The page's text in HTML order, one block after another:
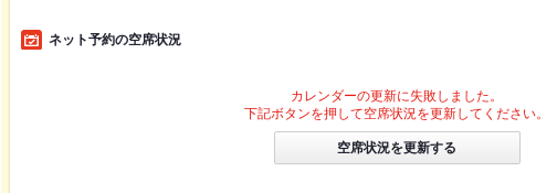
ネット予約の空席状況
カレンダーの更新に失敗しました。
下記ボタンを押して空席状況を更新してください。
空席状況を更新する